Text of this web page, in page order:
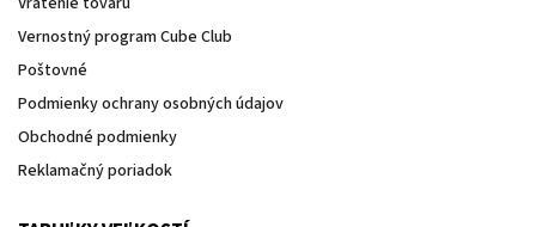
Vernostný program Cube Club
Poštovné
Podmienky ochrany osobných údajov
Obchodné podmienky
Reklamačný poriadok